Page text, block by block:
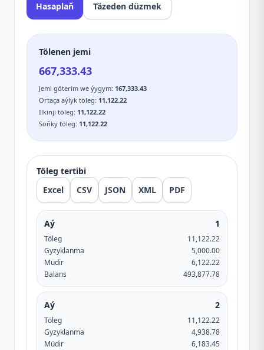
Hasaplaň Täzeden düzmek
Tölenen jemi
667,333.43
Jemi göterim we ýygym: 167,333.43
Ortaça aýlyk töleg: 11,122.22
Ilkinji töleg: 11,122.22
Soňky töleg: 11,122.22
Töleg tertibi
Excel
CSV JSON XML PDF
Aý 1
Töleg
11,122.22
Gyzyklanma
5,000.00
Müdir
6,122.22
Balans
493,877.78
Aý 2
Töleg
11,122.22
Gyzyklanma
4,938.78
Müdir
6,183.45